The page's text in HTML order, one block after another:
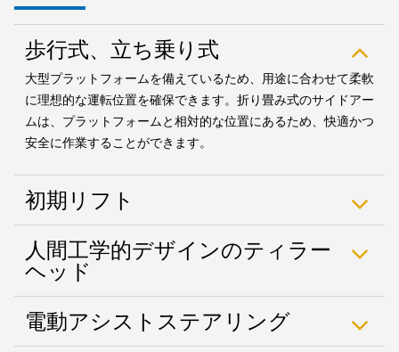
歩行式、立ち乗り式
大型プラットフォームを備えているため、用途に合わせて柔軟
に理想的な運転位置を確保できます。折り畳み式のサイドアー
ムは、プラットフォームと相対的な位置にあるため、快適かつ
安全に作業することができます。
初期リフト
人間工学的デザインのティラー
ヘッド
電動アシストステアリング